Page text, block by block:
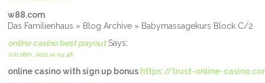
w88.com
Das Familienhaus » Blog Archive » Babymassagekurs Block C/2
online casino best payoutSays:
Juli 26th, 2022 at 04:48
online casino with sign up bonus https://trust-online-